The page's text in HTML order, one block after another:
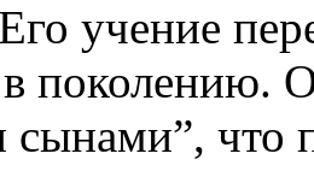
учение
поколению.
что